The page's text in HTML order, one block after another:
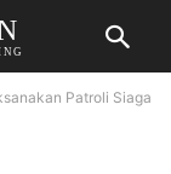
Patroli Siaga